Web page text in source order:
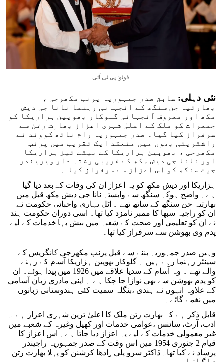
فوٹو: پی ٹی آئی
نئی دہلی: سابق صدر جمہوریہ پرنب مکھرجی ،
بھارتیہ جن سنگھ کے انجہانی رہنما نانا جی دیش
مکھ اور معروف آنجہانی گلوکار بھوپین ہزاریکا کو
جمعرات کو ملک کے اعلیٰ شہری اعزاز بھارت رتن سے
سرفراز کیا گیا۔ صدر جمہوریہ رام ناتھ کووند نے
راشٹرپتی بھون میں منعقد ایک تقریب میں پرنب
مکھرجی ، بھوپین ہزاریکا کے بیٹے تیز ہزاریکا
اور نانا جی دیش مکھ کے قریبی رشتہ دار ویریندر
جیت سنگھ کو اس اعزاز سے سرفراز کیا ۔
ہزاریکا اور دیش مکھ کو یہ اعزاز ان کی وفات کے بعد دیا گیا
ہے۔ واضح ہوکہ سنگھ سے وابستہ نانا جی دیش مکھ قبل میں
بھارتیہ جن سنگھ کے ساتھ تھے ۔ اٹل بہاری واجپائی حکومت نے
ان کو راجیہ سبھا کا ممبر نامزد کیا تھا۔ اسی دوران حکومت ہند
نے ان کو تعلیمی اور صحت کے شعبہ میں بیش بہا خدمات کے لیے
پدم وی بھوشن سے سرفراز کیا تھا۔
وہیں صدر جمہوریہ بننے سے قبل پرنب مکھرجی کانگریس کے
سینئر رہنما رہے ہیں ۔ گلوکار بھوپین ہزاریکا آسام کے رہنے
والے تھے ۔ وہ آسام کے سدیا علاقے میں 1926 میں پیدا ہوئے۔ ان
کو پدم بھوشن سے بھی نوازا جا چکا ہے ۔ اپنی مادری زبان آسامی
کے علاوہ انہوں نے ہندی ،بنگلہ سمیت کئی ہندوستانی زبانوں
میں نغمے گائے۔
قابل ذکر ہے کہ بھارت رتن ملک کا اعلیٰ ترین شہری اعزاز ہے ۔
ادب، آرٹ، سائنس ،عوامی خدمات اور کھیل وغیرہ کے شعبے میں
غیر معمولی خدمات کے لیے یہ اعزاز دیا جاتا ہے۔ اس اعزاز کا
قیام 2 جنوری 1954 میں اس وقت کے صدر جمہوریہ راجیندر
پرساد نے کیا تھا۔ ڈاکٹر سرو پلی رادھا کرشنن کو پہلا بھارت رتن